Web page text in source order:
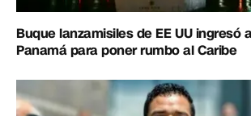
Buque lanzamisiles de EE UU ingresó
Panamá para poner rumbo al Caribe